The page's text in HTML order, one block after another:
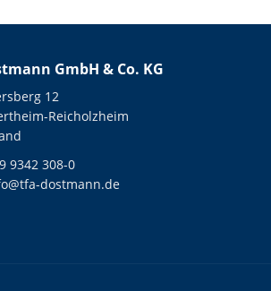
GmbH & Co. KG
12
Reicholzheim
9342 308-0
dostmann.de